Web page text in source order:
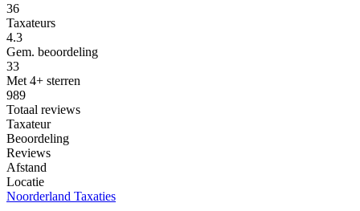
36
Taxateurs
4.3
Gem. beoordeling
33
Met 4+ sterren
989
Totaal reviews
Taxateur
Beoordeling
Reviews
Afstand
Locatie
Noorderland Taxaties